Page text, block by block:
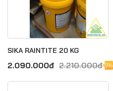
SIKA RAINTITE 20 KG
2.090.000đ 2.210.000đ-5%